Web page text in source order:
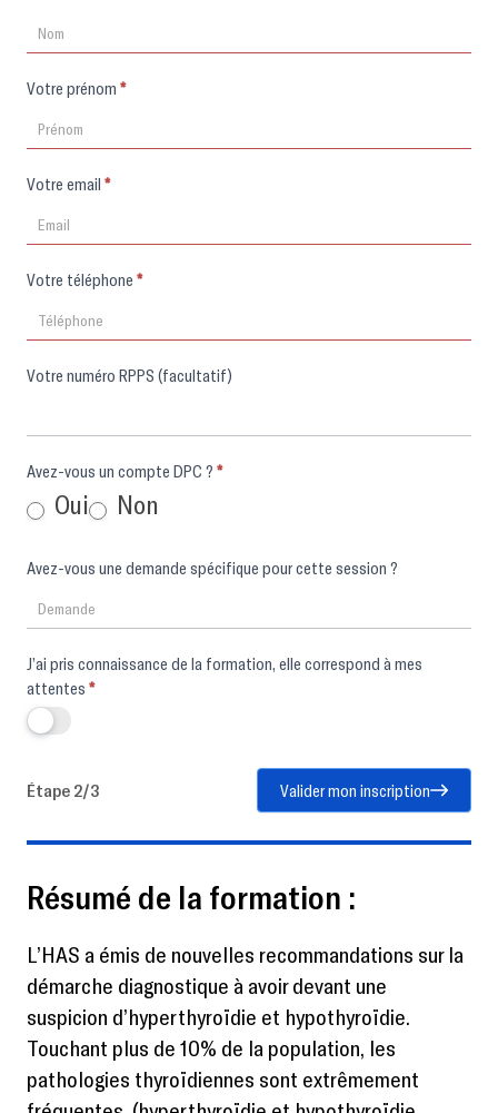
Votre prénom *
Votre email *
Votre téléphone *
Votre numéro RPPS (facultatif)
Avez-vous un compte DPC ? *
Oui Non
Avez-vous une demande spécifique pour cette session ?
J’ai pris connaissance de la formation, elle correspond à mes
attentes *
Étape 2/3 Valider mon inscription
Résumé de la formation :
L’HAS a émis de nouvelles recommandations sur la
démarche diagnostique à avoir devant une
suspicion d’hyperthyroïdie et hypothyroïdie.
Touchant plus de 10% de la population, les
pathologies thyroïdiennes sont extrêmement